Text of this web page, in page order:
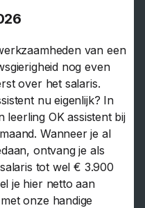
van een
nog even
over het salaris.
nu eigenlijk? In
leerling OK assistent bij
Wanneer je al
ontvang je als
tot wel € 3.900
je hier netto aan
onze handige